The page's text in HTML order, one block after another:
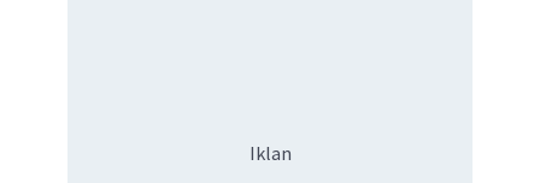
Iklan